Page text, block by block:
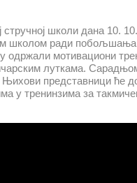
школи дана 10.
школом ради побољшања
одржали мотивациони
луткама.
Њихови представници ће
у тренинзима за